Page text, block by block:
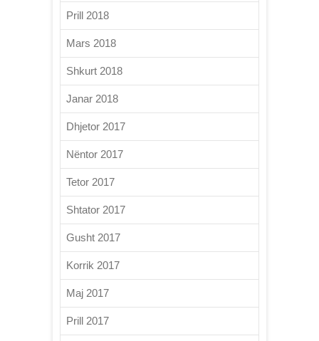
Prill 2018
Mars 2018
Shkurt 2018
Janar 2018
Dhjetor 2017
Nëntor 2017
Tetor 2017
Shtator 2017
Gusht 2017
Korrik 2017
Maj 2017
Prill 2017